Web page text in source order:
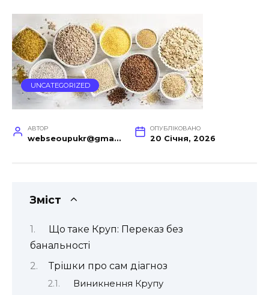
UNCATEGORIZED
АВТОР
webseoupukr@gmail.com
ОПУБЛІКОВАНО
20 Січня, 2026
Зміст
Що таке Круп: Переказ без
банальності
Трішки про сам діагноз
Виникнення Крупу